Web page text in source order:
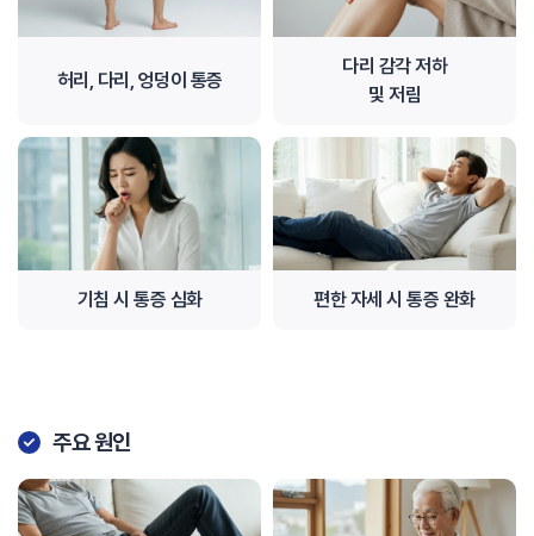
허리, 다리, 엉덩이 통증
다리 감각 저하
및 저림
기침 시 통증 심화 편한 자세 시 통증 완화
주요 원인